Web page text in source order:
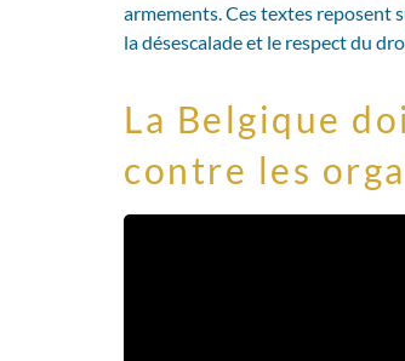
armements. Ces textes reposent
la désescalade et le respect du
La Belgique
contre les